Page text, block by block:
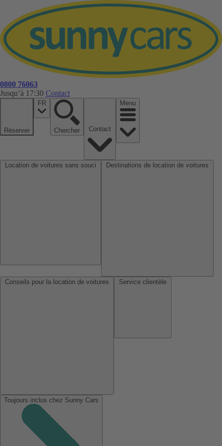
0800 76063
Jusqu’à 17:30 Contact
Réserver
FR
Chercher
Menu
Toujours inclus chez Sunny Cars